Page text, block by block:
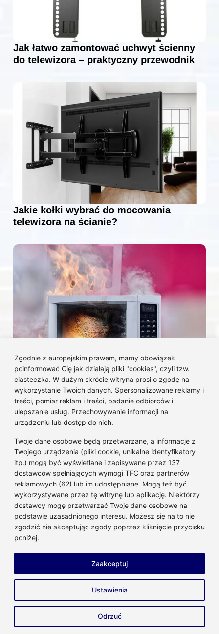
Zgodnie z europejskim prawem, mamy obowiązek
poinformować Cię jak działają pliki "cookies", czyli tzw.
ciasteczka. W dużym skrócie witryna prosi o zgodę na
wykorzystanie Twoich danych. Spersonalizowane reklamy i
treści, pomiar reklam i treści, badanie odbiorców i
ulepszanie usług. Przechowywanie informacji na
urządzeniu lub dostęp do nich.
Twoje dane osobowe będą przetwarzane, a informacje z
Twojego urządzenia (pliki cookie, unikalne identyfikatory
itp.) mogą być wyświetlane i zapisywane przez 137
dostawców spełniających wymogi TFC oraz partnerów
reklamowych (62) lub im udostępniane. Mogą też być
wykorzystywane przez tę witrynę lub aplikację. Niektórzy
dostawcy mogę przetwarzać Twoje dane osobowe na
podstawie uzasadnionego interesu. Możesz się na to nie
zgodzić nie akceptując zgody poprzez kliknięcie przycisku
poniżej.
Ustawienia
Odrzuć
Zaakceptuj
Jak łatwo zamontować uchwyt ścienny
do telewizora – praktyczny przewodnik
Jakie kołki wybrać do mocowania
telewizora na ścianie?
Czy można włożyć styropian do
mikrofalówki? Przewodnik po
bezpiecznym użytkowaniu sprzętu
kuchennego
Kategorie
Budowa (285)
Dom(207)
Energetyka(21)
Meble i elektronika(23)
Ogród(51)
Remont(78)
Copyright © 2026 enco-energetyka.com.pl
Prywatność
Zasady użytkowania
Napisz do nas